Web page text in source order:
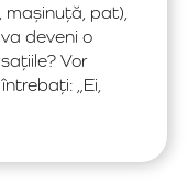
mașinuță, pat),
deveni o
Vor
„Ei,